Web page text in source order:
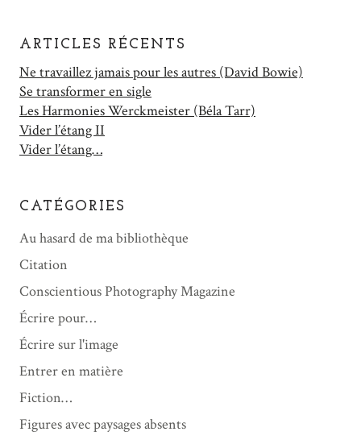
ARTICLES RÉCENTS
Ne travaillez jamais pour les autres (David Bowie)
Se transformer en sigle
Les Harmonies Werckmeister (Béla Tarr)
Vider l’étang II
Vider l’étang…
CATÉGORIES
Au hasard de ma bibliothèque
Citation
Conscientious Photography Magazine
Écrire pour…
Écrire sur l'image
Entrer en matière
Fiction…
Figures avec paysages absents